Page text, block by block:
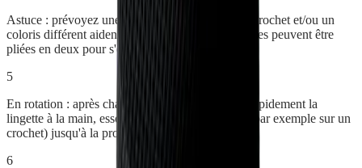
Astuce : prévoyez une lingette par personne (un crochet et/ou un
coloris différent aident à s'y retrouver) ; les lingettes peuvent être
pliées en deux pour s'essuyer plusieurs fois.
5
En rotation : après chaque utilisation, savonnez rapidement la
lingette à la main, essorez-la et laissez-la sécher (par exemple sur un
crochet) jusqu'à la prochaine fois.
6